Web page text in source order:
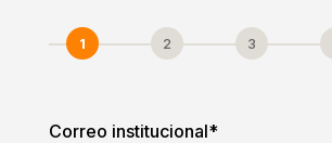
1 2 3
Correo institucional*